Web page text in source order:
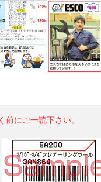
前にご一読下さい。